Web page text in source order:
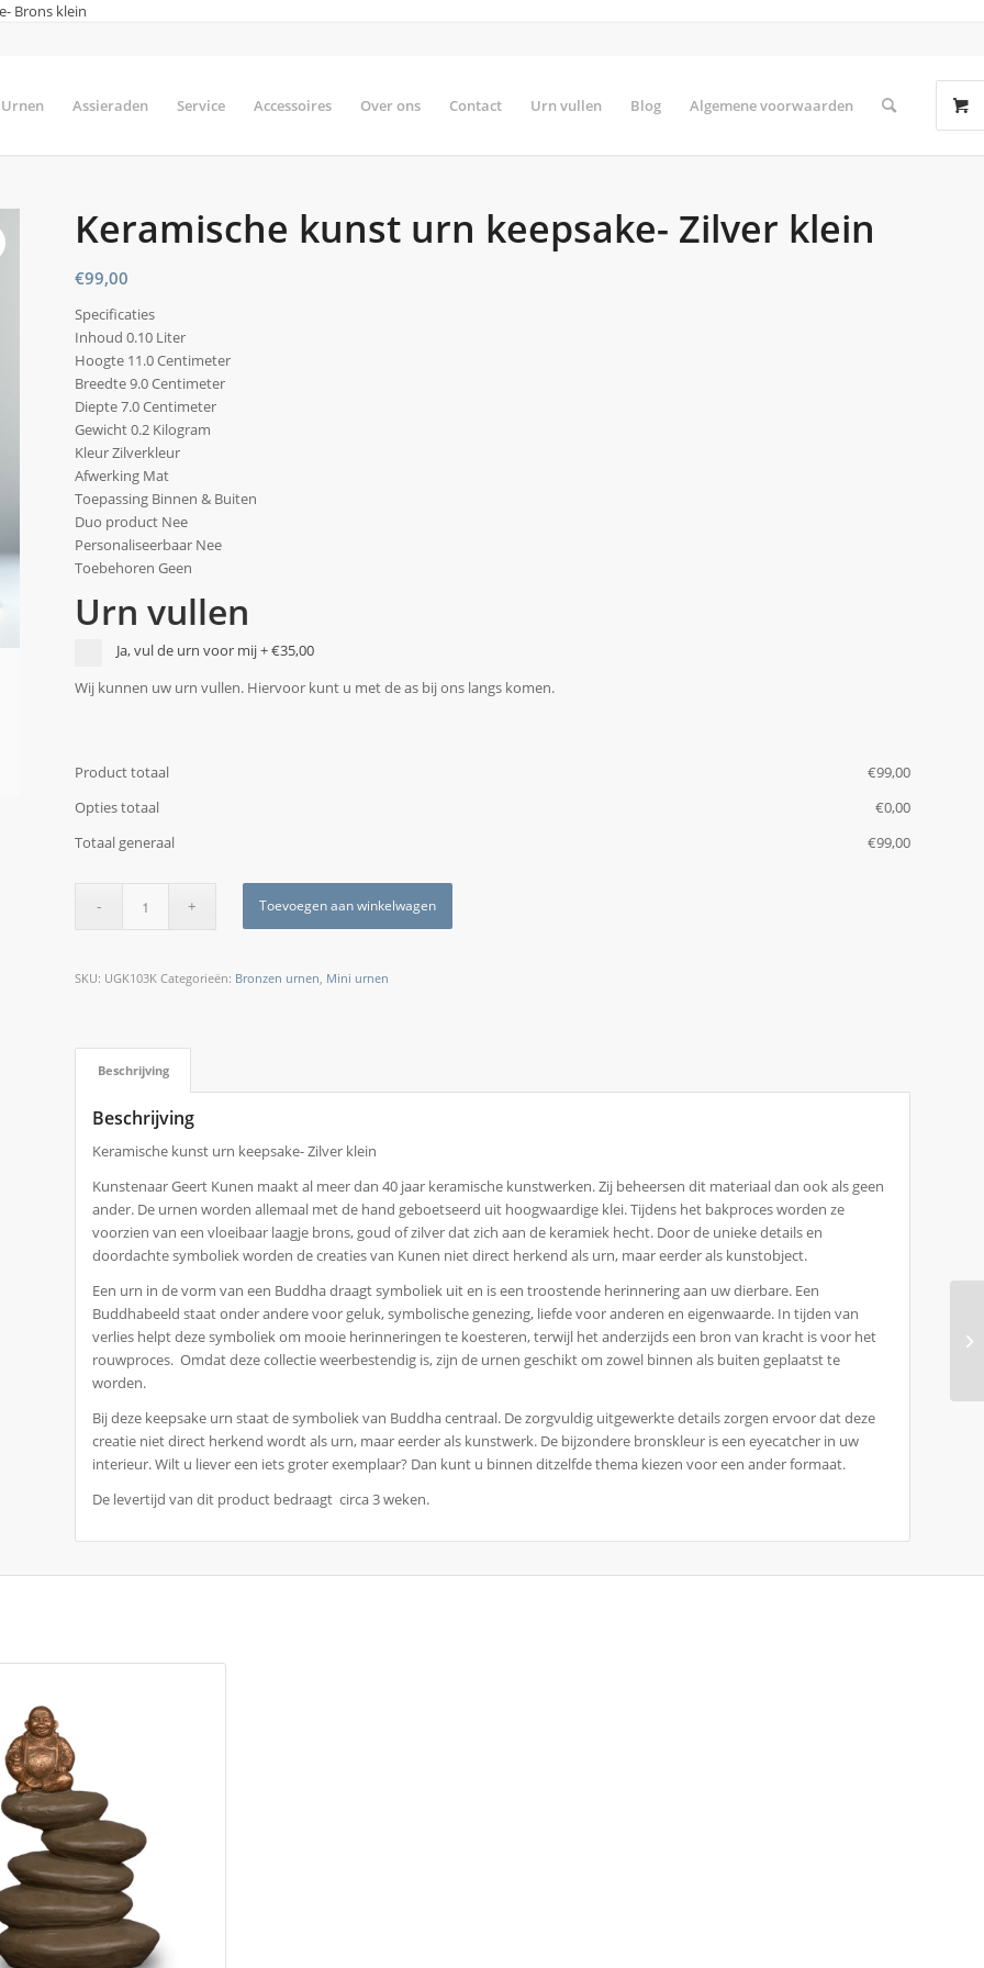
Brons klein
Urnen Assieraden Service Accessoires Over ons Contact Urn vullen Blog Algemene voorwaarden
Keramische kunst urn keepsake- Zilver klein
€99,00
Specificaties
Inhoud 0.10 Liter
Hoogte 11.0 Centimeter
Breedte 9.0 Centimeter
Diepte 7.0 Centimeter
Gewicht 0.2 Kilogram
Kleur Zilverkleur
Afwerking Mat
Toepassing Binnen & Buiten
Duo product Nee
Personaliseerbaar Nee
Toebehoren Geen
Urn vullen
Ja, vul de urn voor mij+€35,00
Wij kunnen uw urn vullen. Hiervoor kunt u met de as bij ons langs komen.
Product totaal €‎99,00
Opties totaal
€‎0,00
Totaal generaal
€‎99,00
Toevoegen aan winkelwagen
SKU: UGK103K Categorieën: Bronzen urnen, Mini urnen
Beschrijving
Beschrijving
Keramische kunst urn keepsake- Zilver klein
Kunstenaar Geert Kunen maakt al meer dan 40 jaar keramische kunstwerken. Zij beheersen dit materiaal dan ook als geen
ander. De urnen worden allemaal met de hand geboetseerd uit hoogwaardige klei. Tijdens het bakproces worden ze
voorzien van een vloeibaar laagje brons, goud of zilver dat zich aan de keramiek hecht. Door de unieke details en
doordachte symboliek worden de creaties van Kunen niet direct herkend als urn, maar eerder als kunstobject.
Een urn in de vorm van een Buddha draagt symboliek uit en is een troostende herinnering aan uw dierbare. Een
Buddhabeeld staat onder andere voor geluk, symbolische genezing, liefde voor anderen en eigenwaarde. In tijden van
verlies helpt deze symboliek om mooie herinneringen te koesteren, terwijl het anderzijds een bron van kracht is voor het
rouwproces. Omdat deze collectie weerbestendig is, zijn de urnen geschikt om zowel binnen als buiten geplaatst te
worden.
Bij deze keepsake urn staat de symboliek van Buddha centraal. De zorgvuldig uitgewerkte details zorgen ervoor dat deze
creatie niet direct herkend wordt als urn, maar eerder als kunstwerk. De bijzondere bronskleur is een eyecatcher in uw
interieur. Wilt u liever een iets groter exemplaar? Dan kunt u binnen ditzelfde thema kiezen voor een ander formaat.
De levertijd van dit product bedraagt circa 3 weken.